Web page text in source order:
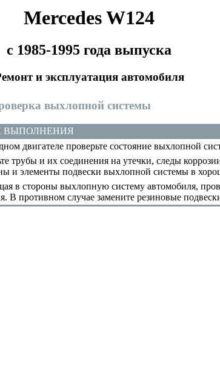
Mercedes W124
с 1985-1995 года выпуска
и эксплуатация автомобиля
выхлопной системы
ВЫПОЛНЕНИЯ
двигателе проверьте состояние выхлопной
трубы и их соединения на утечки, следы
и элементы подвески выхлопной системы в
в стороны выхлопную систему автомобиля,
В противном случае замените резиновые